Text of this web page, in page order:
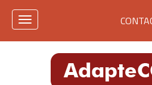
Pasar
de
Toggle